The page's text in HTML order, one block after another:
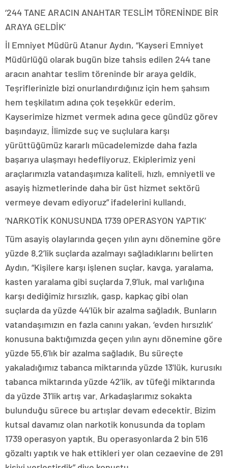
‘244 TANE ARACIN ANAHTAR TESLİM TÖRENİNDE BİR
ARAYA GELDİK’
İl Emniyet Müdürü Atanur Aydın, “Kayseri Emniyet
Müdürlüğü olarak bugün bize tahsis edilen 244 tane
aracın anahtar teslim töreninde bir araya geldik.
Teşriflerinizle bizi onurlandırdığınız için hem şahsım
hem teşkilatım adına çok teşekkür ederim.
Kayserimize hizmet vermek adına gece gündüz görev
başındayız. İlimizde suç ve suçlulara karşı
yürüttüğümüz kararlı mücadelemizde daha fazla
başarıya ulaşmayı hedefliyoruz. Ekiplerimiz yeni
araçlarımızla vatandaşımıza kaliteli, hızlı, emniyetli ve
asayiş hizmetlerinde daha bir üst hizmet sektörü
vermeye devam ediyoruz” ifadelerini kullandı.
‘NARKOTİK KONUSUNDA 1739 OPERASYON YAPTIK’
Tüm asayiş olaylarında geçen yılın aynı dönemine göre
yüzde 8.2’lik suçlarda azalmayı sağladıklarını belirten
Aydın, “Kişilere karşı işlenen suçlar, kavga, yaralama,
kasten yaralama gibi suçlarda 7.9’luk, mal varlığına
karşı dediğimiz hırsızlık, gasp, kapkaç gibi olan
suçlarda da yüzde 44’lük bir azalma sağladık. Bunların
vatandaşımızın en fazla canını yakan, ‘evden hırsızlık’
konusuna baktığımızda geçen yılın aynı dönemine göre
yüzde 55.6’lık bir azalma sağladık. Bu süreçte
yakaladığımız tabanca miktarında yüzde 13’lük, kurusıkı
tabanca miktarında yüzde 42’lik, av tüfeği miktarında
da yüzde 31’lik artış var. Arkadaşlarımız sokakta
bulunduğu sürece bu artışlar devam edecektir. Bizim
kutsal davamız olan narkotik konusunda da toplam
1739 operasyon yaptık. Bu operasyonlarda 2 bin 516
gözaltı yaptık ve hak ettikleri yer olan cezaevine de 291